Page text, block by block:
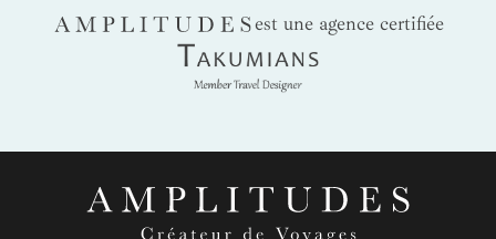
AMPLITUDES
est une agence certifiée
Takumians